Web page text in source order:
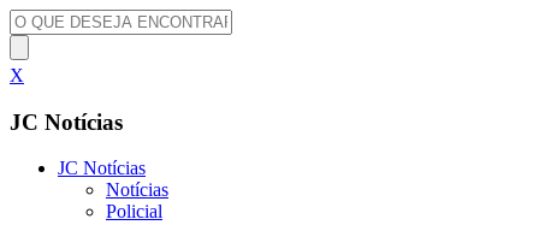
X
JC Notícias
JC Notícias
Notícias
Policial